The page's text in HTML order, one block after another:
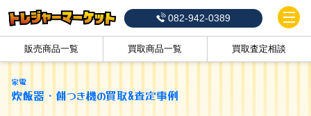
082-942-0389
販売商品一覧 買取商品一覧 買取査定相談
家電
炊飯器・餅つき機の買取&査定事例